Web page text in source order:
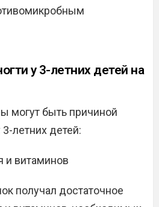
у 3-летних детей на
могут быть причиной
летних детей:
и витаминов
получал достаточное